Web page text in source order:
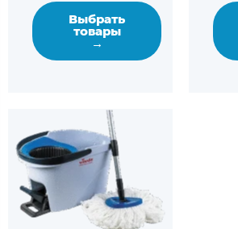
Выбрать
товары
→